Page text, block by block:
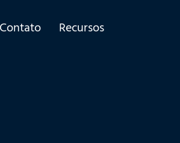
Contato Recursos